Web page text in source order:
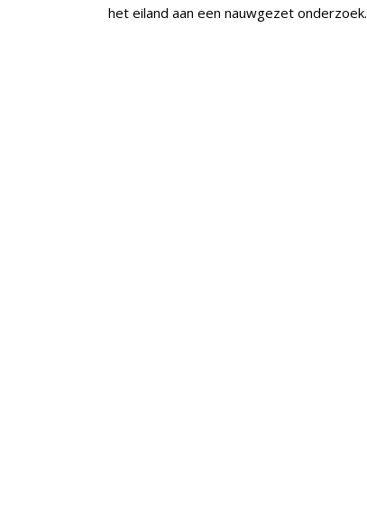
het eiland aan een nauwgezet onderzoek.